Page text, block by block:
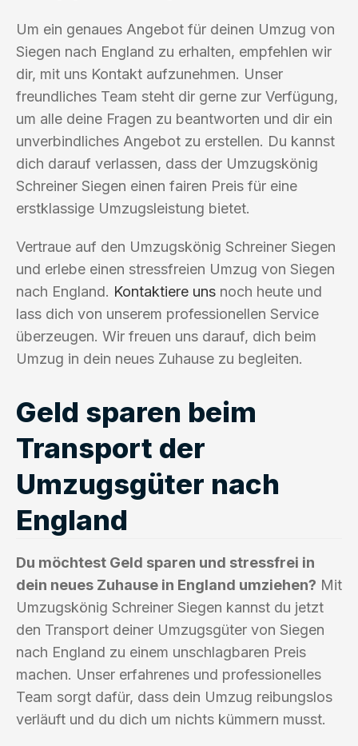
Um ein genaues Angebot für deinen Umzug von
Siegen nach England zu erhalten, empfehlen wir
dir, mit uns Kontakt aufzunehmen. Unser
freundliches Team steht dir gerne zur Verfügung,
um alle deine Fragen zu beantworten und dir ein
unverbindliches Angebot zu erstellen. Du kannst
dich darauf verlassen, dass der Umzugskönig
Schreiner Siegen einen fairen Preis für eine
erstklassige Umzugsleistung bietet.
Vertraue auf den Umzugskönig Schreiner Siegen
und erlebe einen stressfreien Umzug von Siegen
nach England. Kontaktiere uns noch heute und
lass dich von unserem professionellen Service
überzeugen. Wir freuen uns darauf, dich beim
Umzug in dein neues Zuhause zu begleiten.
Geld sparen beim
Transport der
Umzugsgüter nach
England
Du möchtest Geld sparen und stressfrei in
dein neues Zuhause in England umziehen? Mit
Umzugskönig Schreiner Siegen kannst du jetzt
den Transport deiner Umzugsgüter von Siegen
nach England zu einem unschlagbaren Preis
machen. Unser erfahrenes und professionelles
Team sorgt dafür, dass dein Umzug reibungslos
verläuft und du dich um nichts kümmern musst.